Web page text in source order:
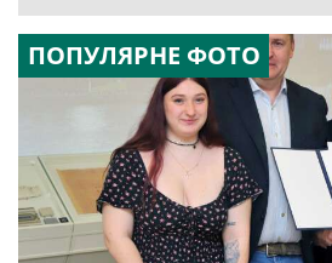
ПОПУЛЯРНЕ ФОТО